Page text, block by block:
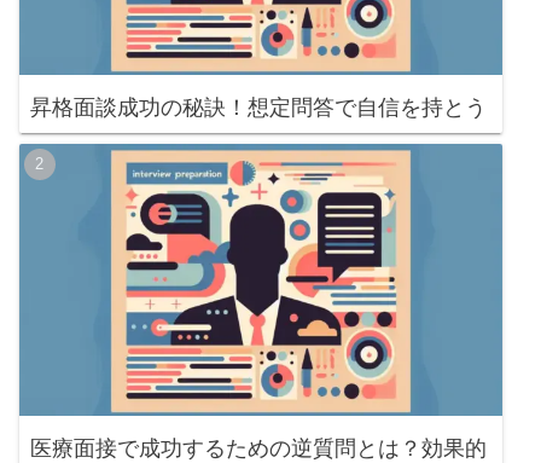
昇格面談成功の秘訣！想定問答で自信を持とう
医療面接で成功するための逆質問とは？効果的